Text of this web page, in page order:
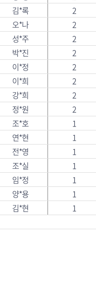
김*록 2
오*나 2
성*주 2
박*진 2
이*정 2
이*희 2
강*희 2
정*원 2
조*호 1
연*현 1
전*영 1
조*실 1
임*정 1
양*용 1
김*현 1